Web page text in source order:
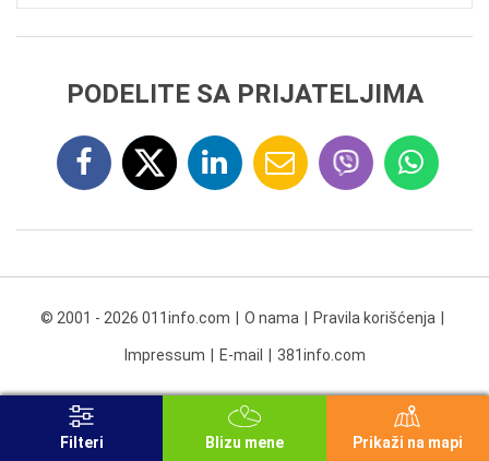
PODELITE SA PRIJATELJIMA
© 2001 - 2026 011info.com O nama Pravila korišćenja
Impressum E-mail 381info.com
Filteri Blizu mene Prikaži na mapi